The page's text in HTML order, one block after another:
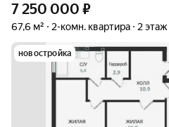
7 250 000 ₽
67,6 м² 2-комн. квартира 2 этаж
новостройка